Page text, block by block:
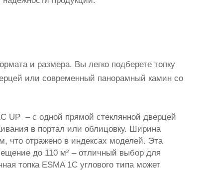
и размера. Вы легко подберете топку
или современный панорамный камин со
UP – с одной прямой стеклянной дверцей
в портал или облицовку. Ширина
что отражено в индексах моделей. Эта
до 110 м² – отличный выбор для
топка ESMA 1C углового типа может